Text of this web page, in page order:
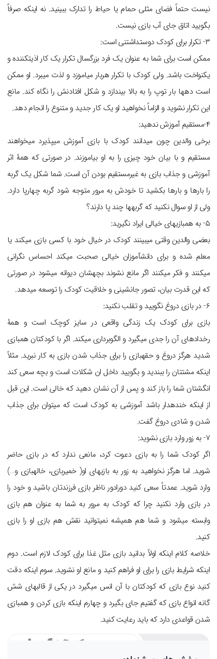
نیست حتماً فضای مثلی حمام یا حیاط را تدارک ببینید. نه اینکه صرفاً
بگویید اتاق جای آب بازی نیست.
۳- تکرار برای کودک دوست‎داشتنی است:
ممکن است برای شما به عنوان یک فرد بزرگسال تکرار یک کار اذیت‎کننده و
یکنواخت باشد. ولی کودک با تکرار هربار می‎اموزد و لذت می‎برد. او ممکن
است ده‎ها بار توپ را به بالا بیندازد و شکل افتادنش را نگاه کند. مانع
این تکرار نشوید و الزاماً نخواهید او یک کار جدید و متنوع را انجام دهد.
۴-مستقیم آموزش ندهید:
برخی والدین چون می‎دانند کودک با بازی آموزش می‎پذیرد می‎خواهند
مستقیم و با بیان خود چیزی را به او بیاموزند. در صورتی که همۀ اثر
آموزشی و جذاب بازی به غیرمستقیم بودن آن است. شما شکل یک گربه
را بارها و بارها بکشید تا خودش به مرور متوجه شود گربه چهارپا دارد.
ولی از او سوال نکنید که گربه‎ها چند پا دارند؟
۵- به هم‎بازی‎های خیالی ایراد نگیرید:
بعضی والدین وقتی می‎بینند کودک در خیال خود با کسی بازی می‎کند یا
معلم شده و برای دانش‎آموزان خیالی صحبت می‎کند احساس نگرانی
می‎کنند و فکر می‎کنند اگر مانع نشوند بچه‎شان دیوانه می‎شود در صورتی
که این قدرت بیان، تصور جانشینی و خلاقیت کودک را توسعه می‎دهد.
۶- در بازی دروغ نگویید و تقلب نکنید:
بازی برای کودک یک زندگی واقعی در سایز کوچک است و همۀ
رخدادهای آن را جدی می‎گیرد و الگوبرداری می‎کند. اگر با کودکتان هم‎بازی
شدید هرگز دروغ و حقه‎بازی را برای جذاب شدن بازی به کار نبرید. مثلاً
اینکه مشتتان را ببندید و بگویید داخل ان شکلات است و بچه سعی کند
انگشتان شما را باز کند و پس از آن نشان دهید که خالی است. این قبل
از اینکه خنده‎دار باشد آموزشی به کودک است که می‎توان برای جذاب
شدن و شادی دروغ گفت.
۷- به زور وارد بازی نشوید:
اگر کودک شما را به بازی دعوت کرد، مانعی ندارد که در بازی حاضر
شوید. اما هرگز نخواهید به زور به بازی‎های او( خمیربازی، خاله‎بازی و…)
وارد شوید. عمدتاً سعی کنید دورادور ناظر بازی فرزندتان باشید و خود را
در بازی وارد نکنید چرا که کودک به مرور به شما به عنوان هم بازی
وابسته می‎شود و شما هم همیشه نمی‎توانید نقش هم بازی او را بازی
کنید.
خلاصه کلام اینکه اولاً بدانید بازی مثل غذا برای کودک لازم است. دوم
اینکه شرایط بازی را برای او فراهم کنید و مانع او نشوید. سوم اینکه دقت
کنید نوع بازی که کودکتان با آن انس می‎گیرد در یکی از قالب‎های شش
گانه انواع بازی که گفتیم جای بگیرد و چهارم اینکه بازی کردن و هم‎بازی
شدن قواعدی دارد که باید رعایت کنید.